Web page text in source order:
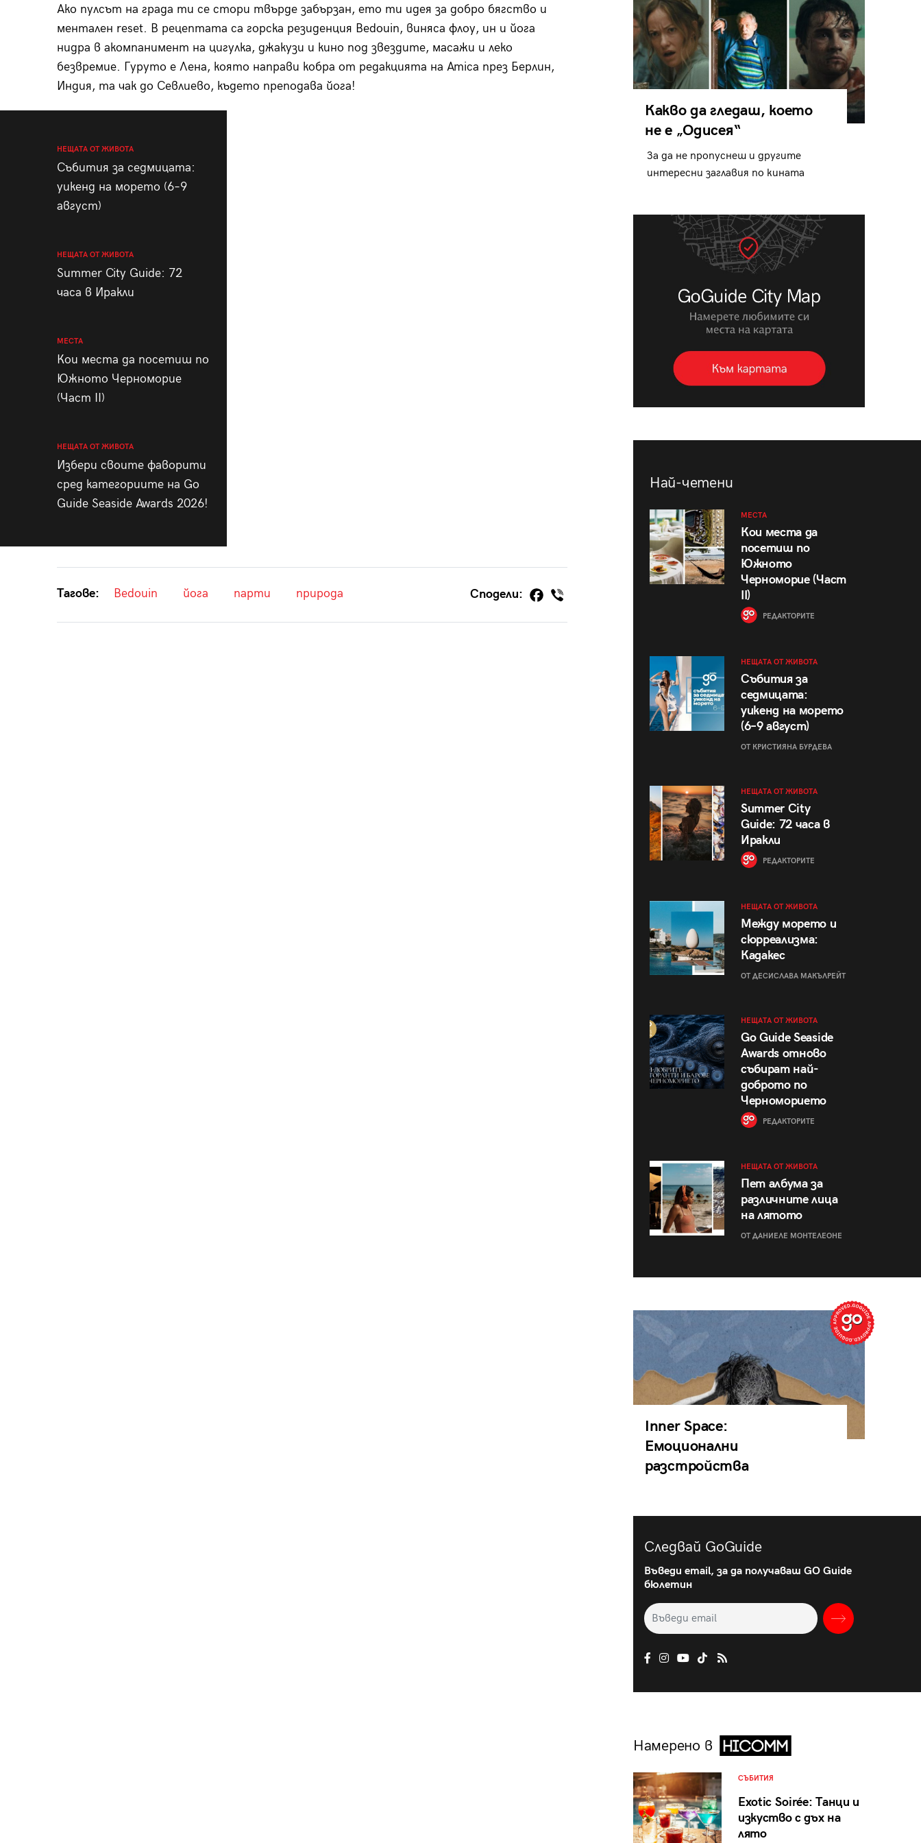
Ако пулсът на града ти се стори твърде забързан, ето ти идея за добро бягство и
ментален reset. В рецептата са горска резиденция Bedouin, виняса флоу, ин и йога
нидра в акомпанимент на цигулка, джакузи и кино под звездите, масажи и леко
безвремие. Гуруто е Лена, която направи кобра от редакцията на Amica през Берлин,
Индия, та чак до Севлиево, където преподава йога!
НЕЩАТА ОТ ЖИВОТА
Събития за седмицата:
уикенд на морето (6–9
август)
НЕЩАТА ОТ ЖИВОТА
Summer City Guide: 72
часа в Иракли
МЕСТА
Кои места да посетиш по
Южното Черноморие
(Част II)
НЕЩАТА ОТ ЖИВОТА
Избери своите фаворити
сред категориите на Go
Guide Seaside Awards 2026!
Тагове: Bedouin йога парти природа Сподели:
Какво да гледаш, което
не е „Одисея“
За да не пропуснеш и другите
интересни заглавия по кината
Най-четени
МЕСТА
Кои места да
посетиш по
Южното
Черноморие (Част
II)
РЕДАКТОРИТЕ
НЕЩАТА ОТ ЖИВОТА
Събития за
седмицата:
уикенд на морето
(6–9 август)
ОТ КРИСТИЯНА БУРДЕВА
НЕЩАТА ОТ ЖИВОТА
Summer City
Guide: 72 часа в
Иракли
РЕДАКТОРИТЕ
НЕЩАТА ОТ ЖИВОТА
Между морето и
сюрреализма:
Кадакес
ОТ ДЕСИСЛАВА МАКЪЛРЕЙТ
НЕЩАТА ОТ ЖИВОТА
Go Guide Seaside
Awards отново
събират най-
доброто по
Черноморието
РЕДАКТОРИТЕ
НЕЩАТА ОТ ЖИВОТА
Пет албума за
различните лица
на лятото
ОТ ДАНИЕЛЕ МОНТЕЛЕОНЕ
Inner Space:
Емоционални
разстройства
Следвай GoGuide
Въведи email, за да получаваш GO Guide
бюлетин
Намерено в
СЪБИТИЯ
Exotic Soirée: Танци и
изкуство с дъх на
лято